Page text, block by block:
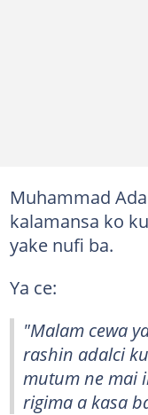
Muhammad
kalamansa ko
yake nufi ba.
Ya ce:
"Malam cewa
rashin adalci
mutum ne mai
rigima a kasa